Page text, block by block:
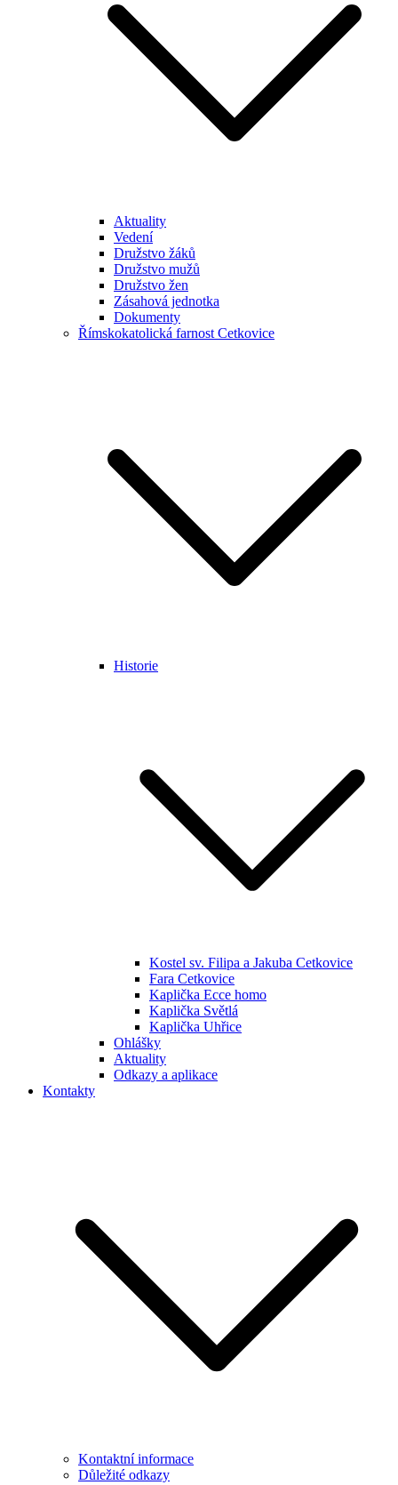
Aktuality
Vedení
Družstvo žáků
Družstvo mužů
Družstvo žen
Zásahová jednotka
Dokumenty
Římskokatolická farnost Cetkovice
Historie
Kostel sv. Filipa a Jakuba Cetkovice
Fara Cetkovice
Kaplička Ecce homo
Kaplička Světlá
Kaplička Uhřice
Ohlášky
Aktuality
Odkazy a aplikace
Kontakty
Kontaktní informace
Důležité odkazy